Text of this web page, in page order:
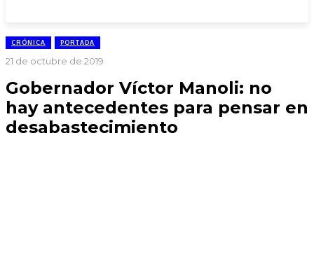
CRÓNICA PORTADA
21 de octubre de 2019
Gobernador Víctor Manoli: no
hay antecedentes para pensar en
desabastecimiento